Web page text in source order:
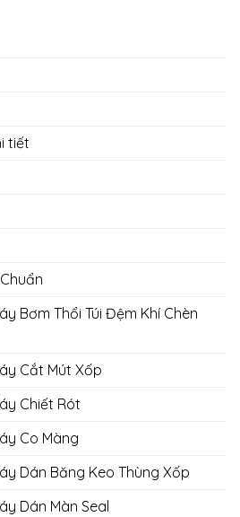
tiết
Bơm Thổi Túi Đệm Khí Chèn
Cắt Mút Xốp
Chiết Rót
Co Màng
Dán Băng Keo Thùng Xốp
Dán Màn Seal